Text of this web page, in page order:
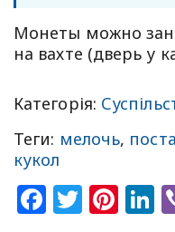
Монеты можно
на вахте (дверь у
Категорія:
Теги: мелочь,
кукол